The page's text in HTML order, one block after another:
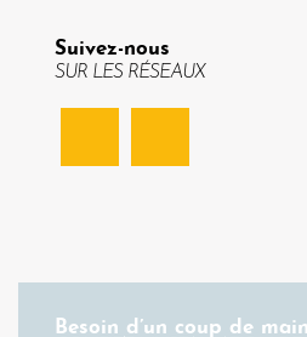
Suivez-nous
SUR LES RÉSEAUX
Besoin d’un coup de